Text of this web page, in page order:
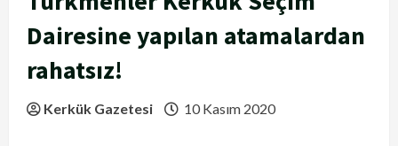
Dairesine yapılan atamalardan
rahatsız!
Kerkük Gazetesi 10 Kasım 2020